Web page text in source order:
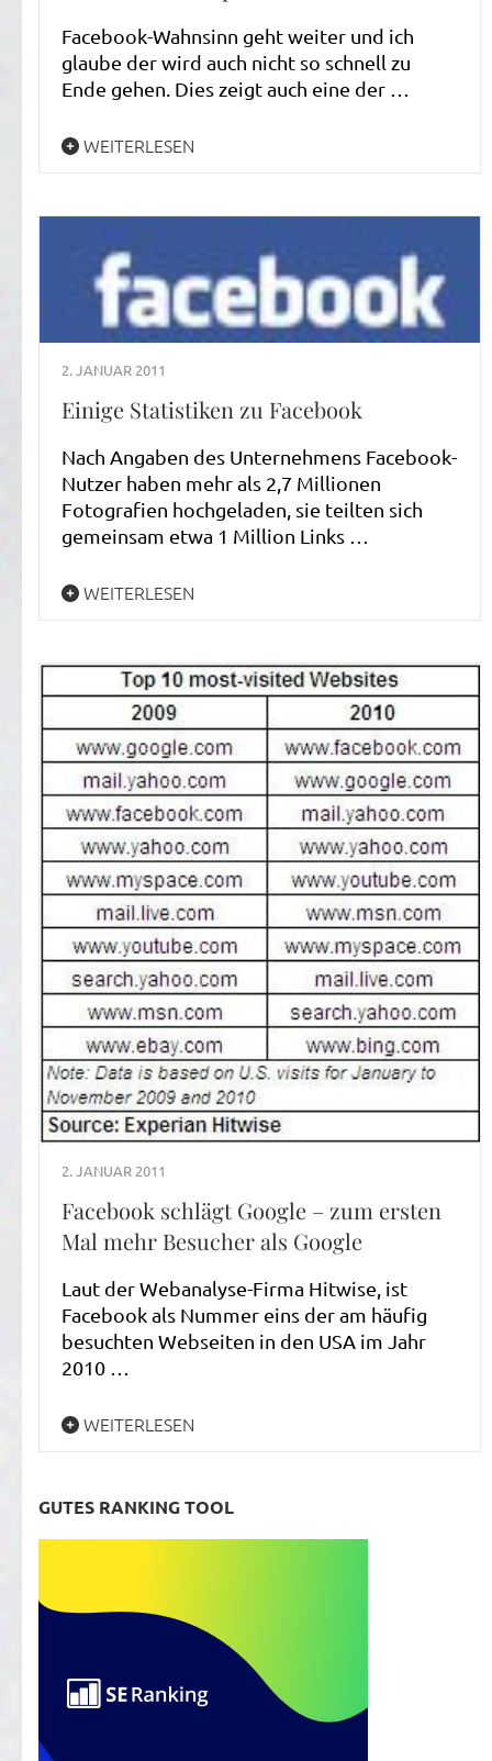
Facebook-Wahnsinn geht weiter und ich
glaube der wird auch nicht so schnell zu
Ende gehen. Dies zeigt auch eine der …
WEITERLESEN
2. JANUAR 2011
Einige Statistiken zu Facebook
Nach Angaben des Unternehmens Facebook-
Nutzer haben mehr als 2,7 Millionen
Fotografien hochgeladen, sie teilten sich
gemeinsam etwa 1 Million Links …
WEITERLESEN
2. JANUAR 2011
Facebook schlägt Google – zum ersten
Mal mehr Besucher als Google
Laut der Webanalyse-Firma Hitwise, ist
Facebook als Nummer eins der am häufig
besuchten Webseiten in den USA im Jahr
2010 …
WEITERLESEN
GUTES RANKING TOOL